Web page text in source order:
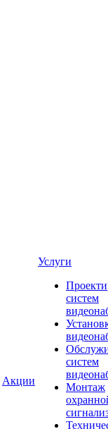
Акции
Услуги
систем
систем
Монтаж